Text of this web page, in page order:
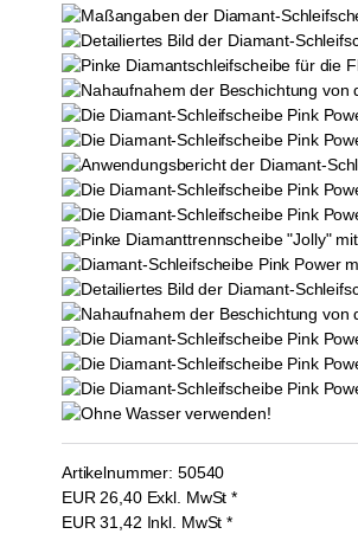
Artikelnummer: 50540
EUR26,40 Exkl. MwSt *
EUR31,42 Inkl. MwSt *